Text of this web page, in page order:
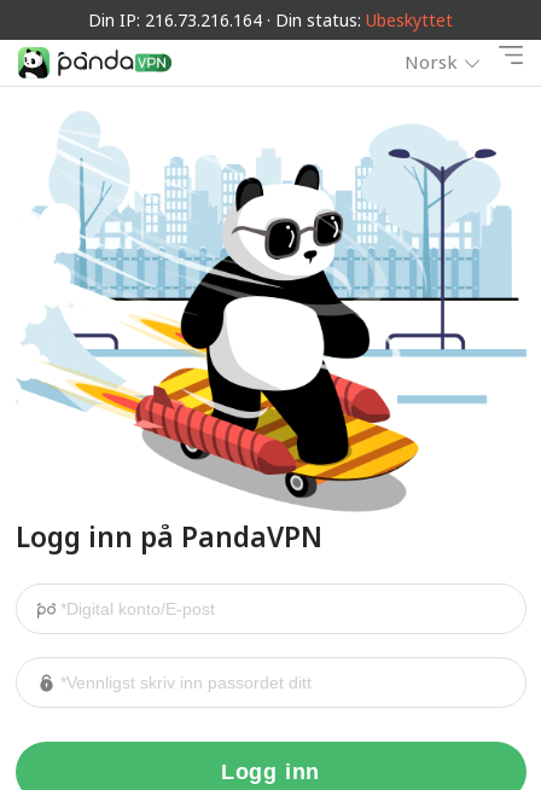
Din IP: 216.73.216.164 · Din status: Ubeskyttet
Norsk
Logg inn på PandaVPN
Logg inn